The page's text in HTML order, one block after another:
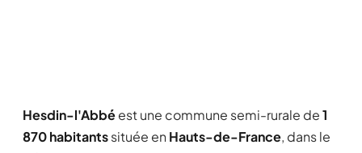
Hesdin-l'Abbéest une commune semi-rurale de1
870 habitantssituée en Hauts-de-France, dans le